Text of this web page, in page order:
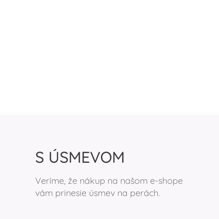
S ÚSMEVOM
Veríme, že nákup na našom e-shope
vám prinesie úsmev na perách.